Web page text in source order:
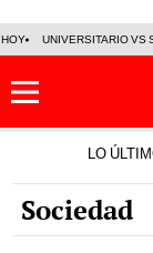
HOY UNIVERSITARIO VS
LO
Sociedad